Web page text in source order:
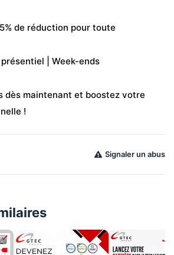
15% de réduction pour toute
| Week-ends
dès maintenant et boostez votre
!
Signaler un abus